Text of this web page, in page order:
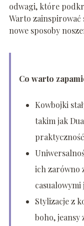
odwagi, które
Warto zainspirować
nowe sposoby
Co warto
Kowbojki
takim jak
ich zarówno
casualowymi
Stylizacje z
boho, jeansy